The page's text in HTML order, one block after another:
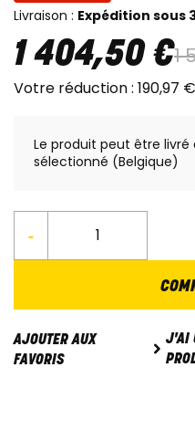
Livraison : Expédition sous
1 404,50€1
Votre réduction : 190,97 €
Le produit peut être
sélectionné (Belgique)
-
AJOUTER AUX
FAVORIS
J'AI